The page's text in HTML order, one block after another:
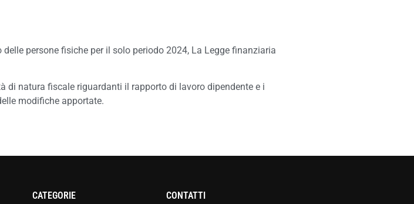
persone fisiche per il solo periodo 2024, La Legge finanziaria
di natura fiscale riguardanti il rapporto di lavoro dipendente e i
modifiche apportate.
CATEGORIE CONTATTI